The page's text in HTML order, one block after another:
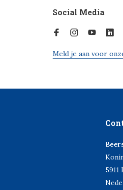
Social Media
Meld je aan voor
5911